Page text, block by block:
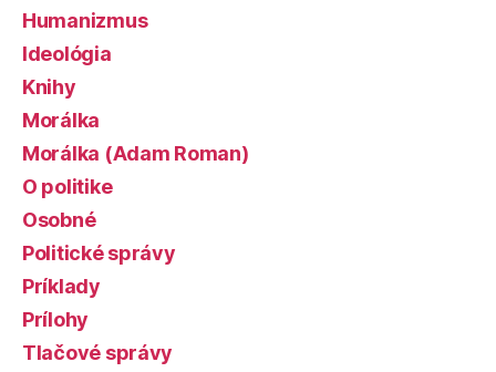
Humanizmus
Ideológia
Knihy
Morálka
Morálka (Adam Roman)
O politike
Osobné
Politické správy
Príklady
Prílohy
Tlačové správy